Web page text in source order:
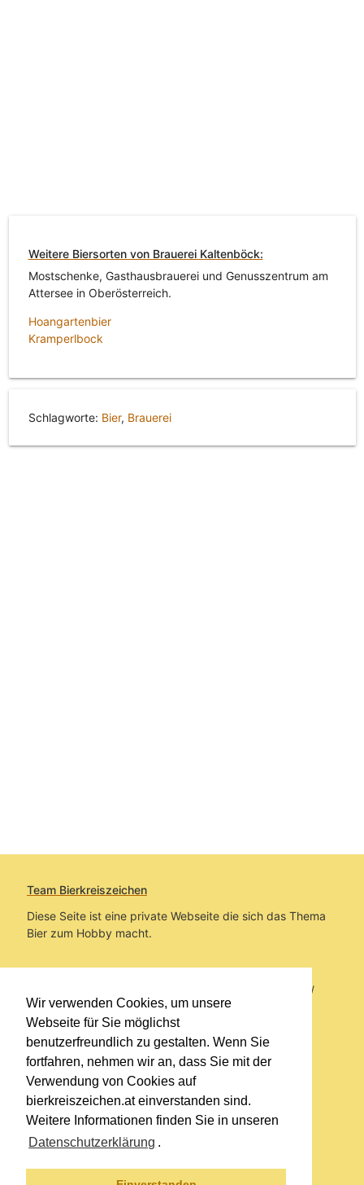
Wir verwenden Cookies, um unsere
Webseite für Sie möglichst
benutzerfreundlich zu gestalten. Wenn Sie
fortfahren, nehmen wir an, dass Sie mit der
Verwendung von Cookies auf
bierkreiszeichen.at einverstanden sind.
Weitere Informationen finden Sie in unseren
Datenschutzerklärung .
Weitere Biersorten von Brauerei Kaltenböck:
Mostschenke, Gasthausbrauerei und Genusszentrum am
Attersee in Oberösterreich.
Hoangartenbier
Kramperlbock
Schlagworte: Bier, Brauerei
Team Bierkreiszeichen
Diese Seite ist eine private Webseite die sich das Thema
Bier zum Hobby macht.
Sie befinden sich auf https://www.bierkreiszeichen.at/
im Pfad:Übers Bier/Biersorten
Erstellt: 2015-01-02
Links
Impressum
Datenschutzerklärung